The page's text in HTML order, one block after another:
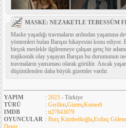
MASKE: NEZAKETLE TEBESSÜM
Maske yaşadığı travmaların ardından yaşamına
yöntemleri bulan Barışın hikayesini konu ediyor.
birçok meslekle ilgilenmeye çalışan genç bir
trajikomik olay yaşayan Barışın bu durumunun
travmaların yansıması olarak görülür. Ancak
düşünülenden daha büyük gizemler vardır.
YAPIM : 2023 - Türkiye
TÜRÜ
: Gerilim,Gizem,Komedi
IMDB
: tt27843079
OYUNCULAR : Burç Kümbetlioğlu,Erdinç